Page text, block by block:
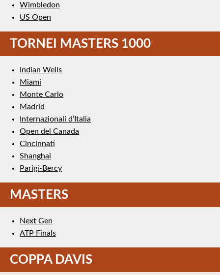
Wimbledon
US Open
TORNEI MASTERS 1000
Indian Wells
Miami
Monte Carlo
Madrid
Internazionali d’Italia
Open del Canada
Cincinnati
Shanghai
Parigi-Bercy
MASTERS
Next Gen
ATP Finals
COPPA DAVIS